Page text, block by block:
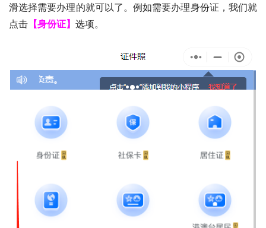
滑选择需要办理的就可以了。例如需要办理身份证，我们就
点击 【身份证】 选项。